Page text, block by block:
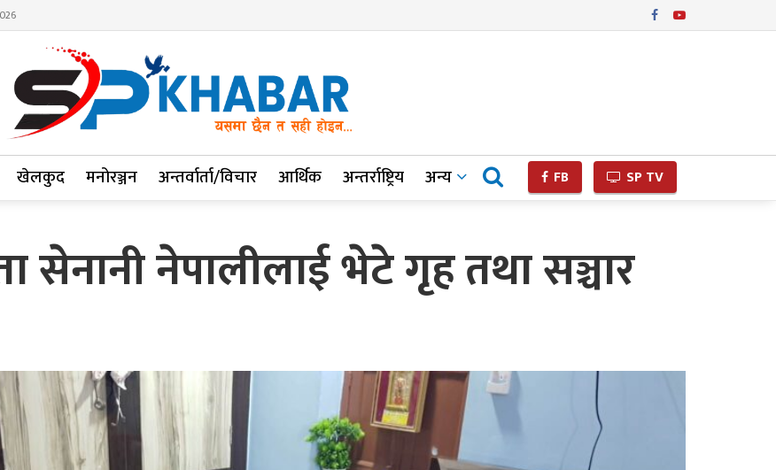
खेलकुद मनोरञ्जन अन्तर्वार्ता/विचार आर्थिक अन्तर्राष्ट्रिय अन्य FB SP TV
सेनानी नेपालीलाई भेटे गृह तथा सञ्चार